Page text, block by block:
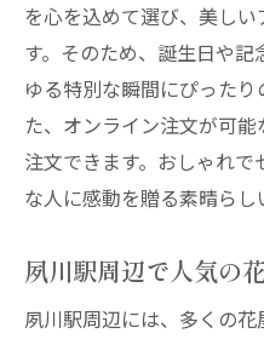
を心を込めて選び、美し
す。そのため、誕生日や
ゆる特別な瞬間にぴった
た、オンライン注文が可
注文できます。おしゃれ
な人に感動を贈る素晴らし
夙川駅周辺で人気の
夙川駅周辺には、多くの